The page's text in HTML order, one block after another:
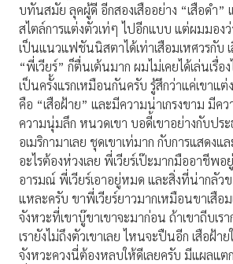
บทันสมัย ลุคผู้ดี อีกสองเสืออย่าง “เสือดำ”
สไตล์การแต่งตัวเท่ๆ ไปอีกแบบ แต่ผมมอง
เป็นแนวแฟชันนิสตาได้เท่าเสือมเหศวรกับ
“พี่เวียร์” ก็ตื่นเต้นมาก ผมไม่เคยได้เล่นเรื่อ
เป็นครั้งแรกเหมือนกันครับ รู้สึกว่าแค่เขาแต่
คือ “เสือฝ้าย” และมีความน่าเกรงขาม มีค
ความนุ่มลึก หนวดเขา บอดี้เขาอย่างกับปร
อเมริกามาเลย ชุดเขาเท่มาก กับการแสดงแ
อะไรต้องห่วงเลย พี่เวียร์เป๊ะมากมืออาชีพอ
อารมณ์ พี่เวียร์เอาอยู่หมด และสิ่งที่น่ากลัว
แหละครับ ขาพี่เวียร์ยาวมากเหมือนขาเสือ
จังหวะที่เขาบู๊ขาเขาจะมาก่อน ถ้าเขาถีบเร
เรายังไม่ถึงตัวเขาเลย ไหนจะปืนอีก เสือฝ้า
จังหวะควงนี่ต้องหลบให้ดีเลยครับ มีแผลแ